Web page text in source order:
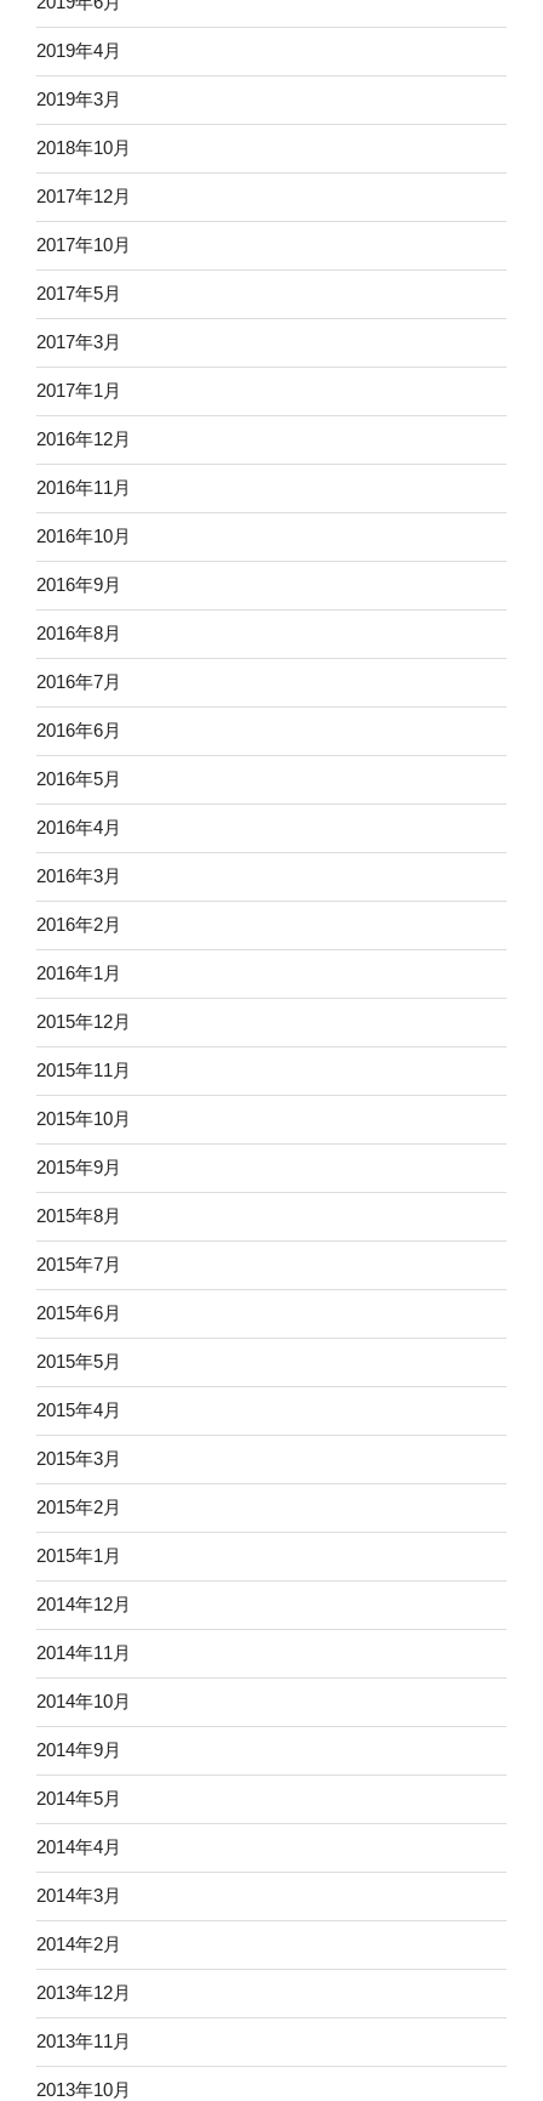
2019年4月
2019年3月
2018年10月
2017年12月
2017年10月
2017年5月
2017年3月
2017年1月
2016年12月
2016年11月
2016年10月
2016年9月
2016年8月
2016年7月
2016年6月
2016年5月
2016年4月
2016年3月
2016年2月
2016年1月
2015年12月
2015年11月
2015年10月
2015年9月
2015年8月
2015年7月
2015年6月
2015年5月
2015年4月
2015年3月
2015年2月
2015年1月
2014年12月
2014年11月
2014年10月
2014年9月
2014年5月
2014年4月
2014年3月
2014年2月
2013年12月
2013年11月
2013年10月